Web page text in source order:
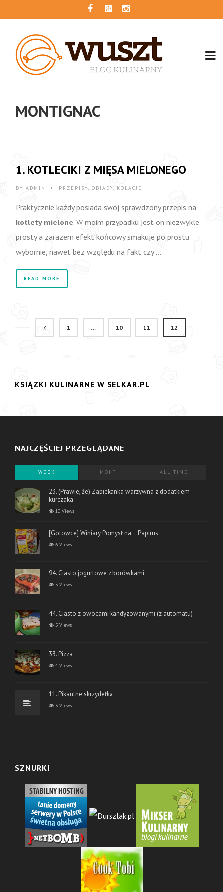
MONTIGNAC
1. KOTLECIKI Z MIĘSA MIELONEGO
BY ADMIN • PRZEPISY, OBIADY, KOLACJE
Praktycznie każdy posiada swój sprawdzony przepis na
kotlety mielone. W moim przypadku jest on niezwykle
prosty a zarazem efekt końcowy smakuje po prostu
wybornie, nawet bez względu na fakt czy …
READ MORE
1 … 10 11 12
KSIĄZKI KULINARNE W SELKAR.PL
NAJCZĘŚCIEJ PRZEGLĄDANE
WEEK MONTH ALL TIME
23. (Prawie, że) Zapiekanka warzywna z dodatkiem
kurczaka
10 Views
[Gotowce] Winiary Pomysł na… Papirus
6 Views
94. Ciasto jogurtowe z borówkami
5 Views
44. Ciasto z owocami kandyzowanymi (z automatu)
5 Views
33. Pizza
4 Views
11. Pikantne skrzydełka
3 Views
SZNURKI